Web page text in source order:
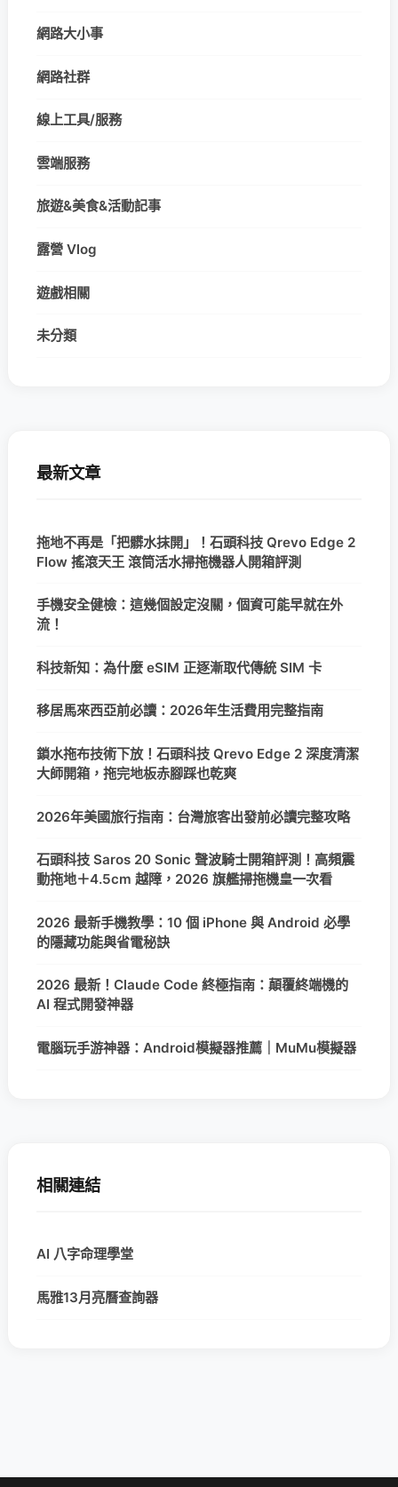
網路大小事
網路社群
線上工具/服務
雲端服務
旅遊&美食&活動記事
露營 Vlog
遊戲相關
未分類
最新文章
拖地不再是「把髒水抹開」！石頭科技 Qrevo Edge 2
Flow 搖滾天王 滾筒活水掃拖機器人開箱評測
手機安全健檢：這幾個設定沒關，個資可能早就在外
流！
科技新知：為什麼 eSIM 正逐漸取代傳統 SIM 卡
移居馬來西亞前必讀：2026年生活費用完整指南
鎖水拖布技術下放！石頭科技 Qrevo Edge 2 深度清潔
大師開箱，拖完地板赤腳踩也乾爽
2026年美國旅行指南：台灣旅客出發前必讀完整攻略
石頭科技 Saros 20 Sonic 聲波騎士開箱評測！高頻震
動拖地＋4.5cm 越障，2026 旗艦掃拖機皇一次看
2026 最新手機教學：10 個 iPhone 與 Android 必學
的隱藏功能與省電秘訣
2026 最新！Claude Code 終極指南：顛覆終端機的
AI 程式開發神器
電腦玩手游神器：Android模擬器推薦｜MuMu模擬器
相關連結
AI 八字命理學堂
馬雅13月亮曆查詢器